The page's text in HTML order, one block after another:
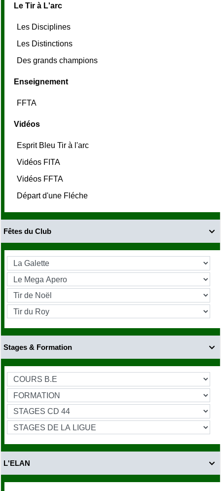
Le Tir à L'arc
Les Disciplines
Les Distinctions
Des grands champions
Enseignement
FFTA
Vidéos
Esprit Bleu Tir à l'arc
Vidéos FITA
Vidéos FFTA
Départ d'une Fléche

Fêtes du Club

Stages & Formation

L'ELAN